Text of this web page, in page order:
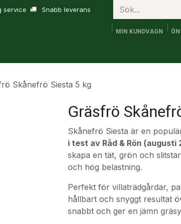
service Snabb leverans
MIN KUNDVAGN
Skånefrö Siesta 5 kg
Gräsfrö
Skånefrö Siesta är en
i test av Råd & Rön (augusti
skapa en tät, grön och
och hög belastning.
Perfekt för villaträdgårdar,
hållbart och snyggt resultat
snabbt och ger en jämn